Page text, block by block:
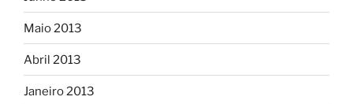
Maio 2013
Abril 2013
Janeiro 2013